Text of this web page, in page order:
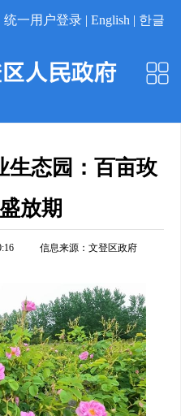
统一用户登录 | English | 한글
生态园：百亩玫
放期
信息来源： 文登区政府